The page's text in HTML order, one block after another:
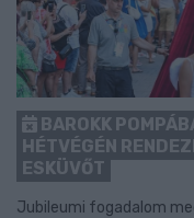
BAROKK
HÉTVÉGÉN
ESKÜVŐT
Jubileumi fogadalom